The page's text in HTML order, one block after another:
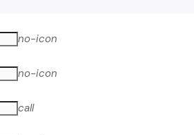
no-icon
no-icon
call